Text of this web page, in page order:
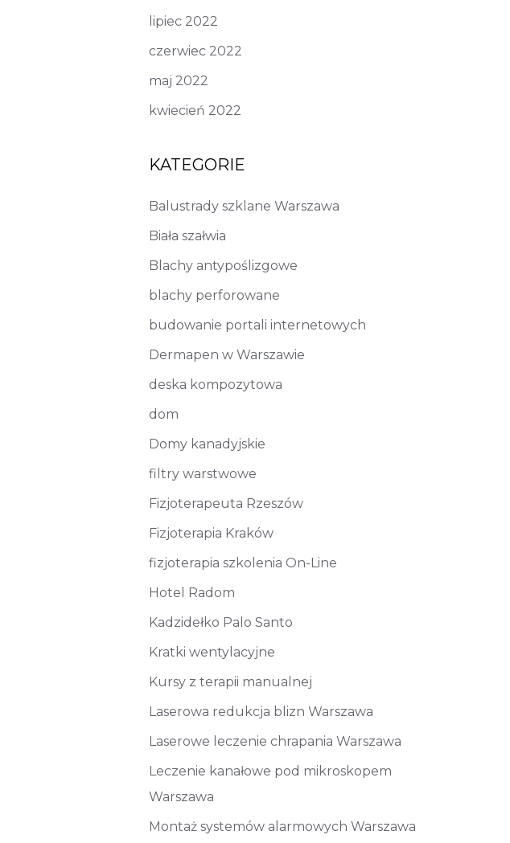
lipiec 2022
czerwiec 2022
maj 2022
kwiecień 2022
KATEGORIE
Balustrady szklane Warszawa
Biała szałwia
Blachy antypoślizgowe
blachy perforowane
budowanie portali internetowych
Dermapen w Warszawie
deska kompozytowa
dom
Domy kanadyjskie
filtry warstwowe
Fizjoterapeuta Rzeszów
Fizjoterapia Kraków
fizjoterapia szkolenia On-Line
Hotel Radom
Kadzidełko Palo Santo
Kratki wentylacyjne
Kursy z terapii manualnej
Laserowa redukcja blizn Warszawa
Laserowe leczenie chrapania Warszawa
Leczenie kanałowe pod mikroskopem
Warszawa
Montaż systemów alarmowych Warszawa